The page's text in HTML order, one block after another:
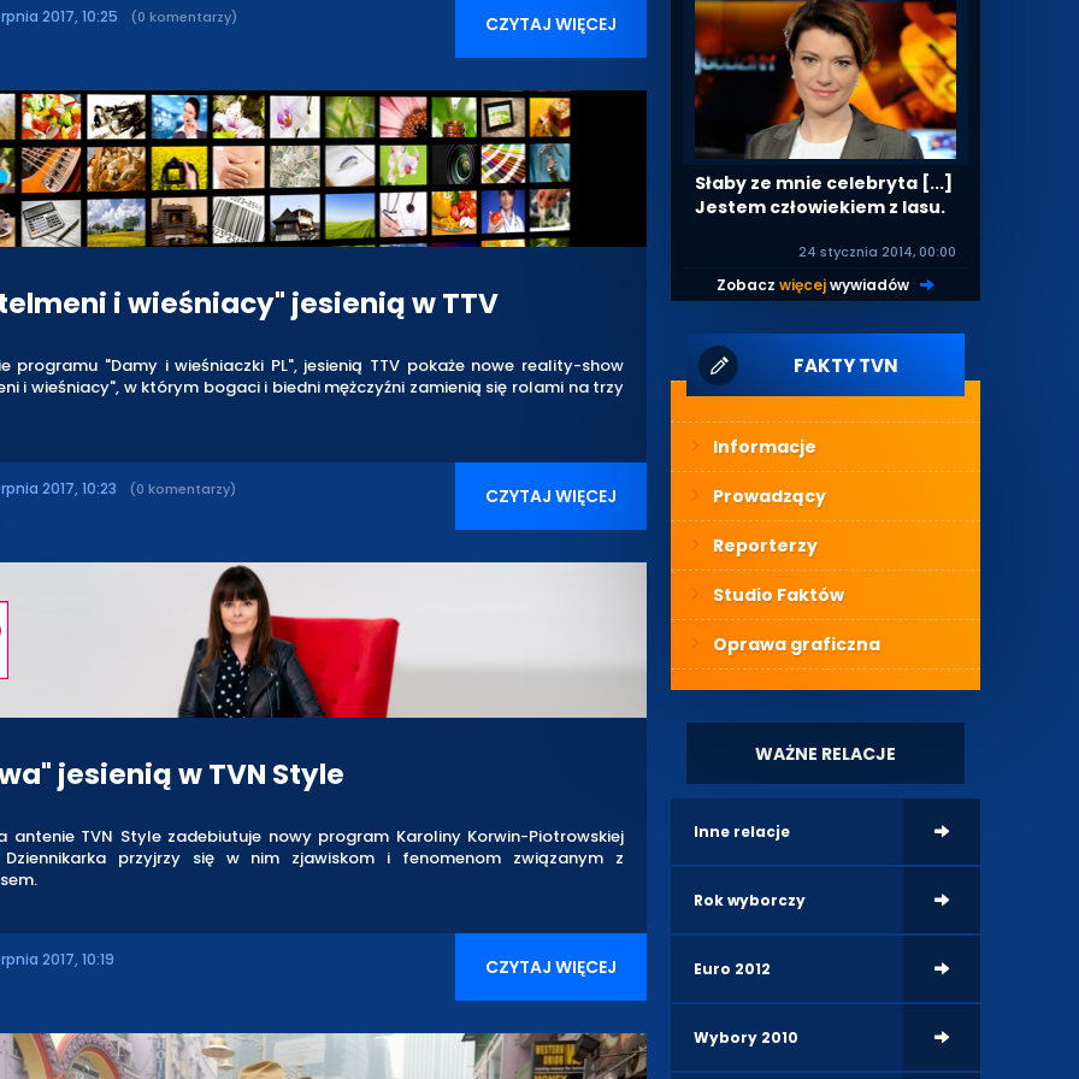
2017, 10:25 (0 komentarzy) CZYTAJ WIĘCEJ
i wieśniacy" jesienią w TTV
programu "Damy i wieśniaczki PL", jesienią TTV pokaże nowe reality-show
i wieśniacy", w którym bogaci i biedni mężczyźni zamienią się rolami na trzy
2017, 10:23 (0 komentarzy) CZYTAJ WIĘCEJ
jesienią w TVN Style
antenie TVN Style zadebiutuje nowy program Karoliny Korwin-Piotrowskiej
Dziennikarka przyjrzy się w nim zjawiskom i fenomenom związanym z
2017, 10:19 CZYTAJ WIĘCEJ
Słaby ze mnie celebryta [...]
Jestem człowiekiem z lasu.
24 stycznia 2014, 00:00
Zobaczwięcejwywiadów |
FAKTY TVN
Informacje
Prowadzący
Reporterzy
Studio Faktów
Oprawa graficzna
WAŻNE RELACJE
Inne relacje
Rok wyborczy
Euro 2012
Wybory 2010